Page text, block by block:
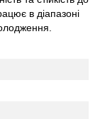
в діапазоні